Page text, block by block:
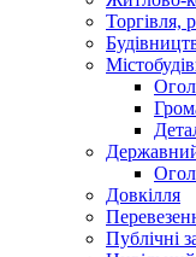
Торгівля,
Довкілля
Публічні